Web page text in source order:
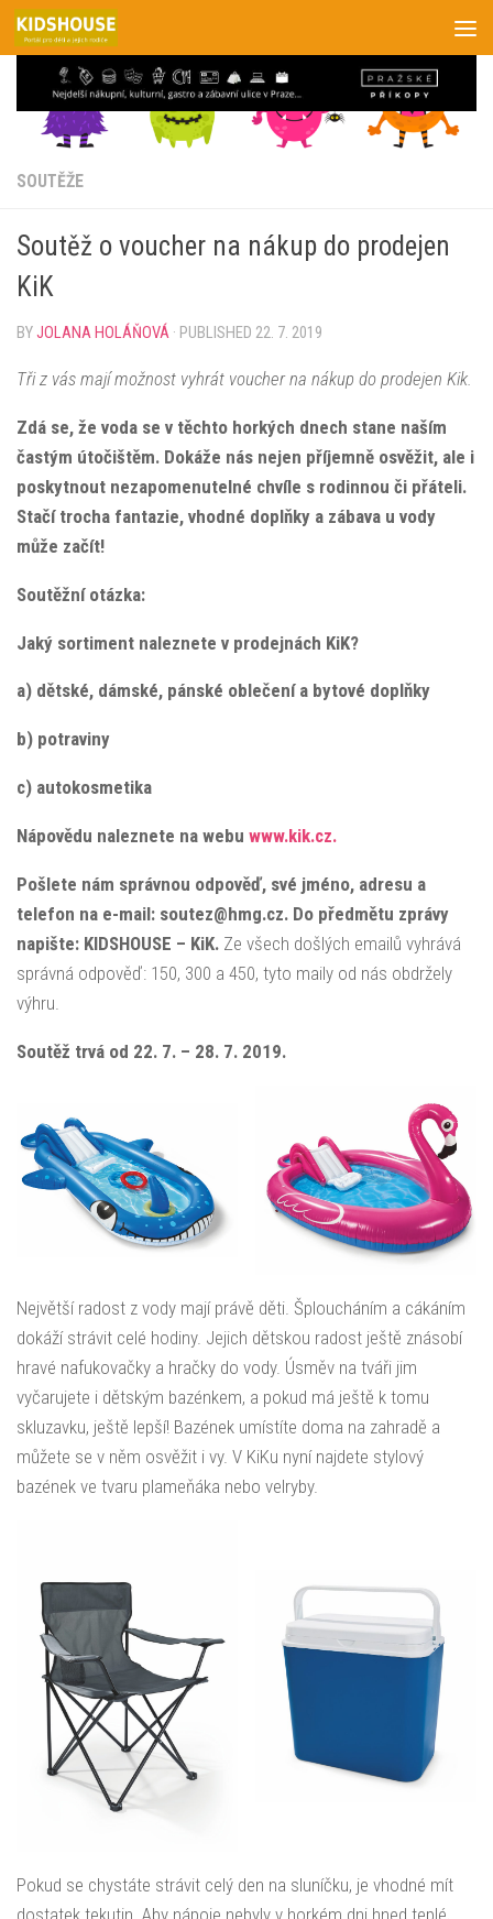
Skip to content
SOUTĚŽE
Soutěž o voucher na nákup do prodejen
KiK
BYJOLANA HOLÁŇOVÁ · PUBLISHED 22. 7. 2019
Tři z vás mají možnost vyhrát voucher na nákup do prodejen Kik.
Zdá se, že voda se v těchto horkých dnech stane naším
častým útočištěm. Dokáže nás nejen příjemně osvěžit, ale i
poskytnout nezapomenutelné chvíle s rodinnou či přáteli.
Stačí trocha fantazie, vhodné doplňky a zábava u vody
může začít!
Soutěžní otázka:
Jaký sortiment naleznete v prodejnách KiK?
a) dětské, dámské, pánské oblečení a bytové doplňky
b) potraviny
c) autokosmetika
Nápovědu naleznete na webu www.kik.cz.
Pošlete nám správnou odpověď, své jméno, adresu a
telefon na e-mail: soutez@hmg.cz. Do předmětu zprávy
napište: KIDSHOUSE – KiK. Ze všech došlých emailů vyhrává
správná odpověď: 150, 300 a 450, tyto maily od nás obdržely
výhru.
Soutěž trvá od 22. 7. – 28. 7. 2019.
Největší radost z vody mají právě děti. Šploucháním a cákáním
dokáží strávit celé hodiny. Jejich dětskou radost ještě znásobí
hravé nafukovačky a hračky do vody. Úsměv na tváři jim
vyčarujete i dětským bazénkem, a pokud má ještě k tomu
skluzavku, ještě lepší! Bazének umístíte doma na zahradě a
můžete se v něm osvěžit i vy. V KiKu nyní najdete stylový
bazének ve tvaru plameňáka nebo velryby.
Pokud se chystáte strávit celý den na sluníčku, je vhodné mít
dostatek tekutin. Aby nápoje nebyly v horkém dni hned teplé,